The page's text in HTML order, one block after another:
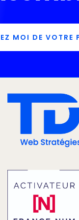
MOI DE VOTRE